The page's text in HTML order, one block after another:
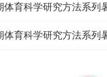
体育科学研究方法系列
体育科学研究方法系